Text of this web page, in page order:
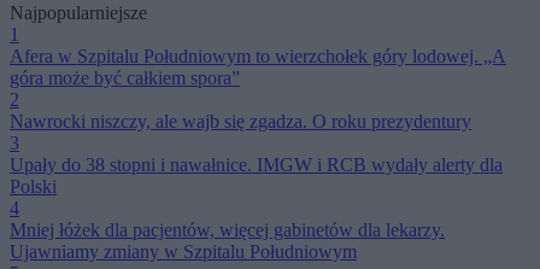
Najpopularniejsze
1
Afera w Szpitalu Południowym to wierzchołek góry lodowej. „A
góra może być całkiem spora”
2
Nawrocki niszczy, ale wajb się zgadza. O roku prezydentury
3
Upały do 38 stopni i nawałnice. IMGW i RCB wydały alerty dla
Polski
4
Mniej łóżek dla pacjentów, więcej gabinetów dla lekarzy.
Ujawniamy zmiany w Szpitalu Południowym